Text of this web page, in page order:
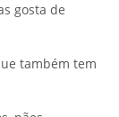
gosta de
também tem